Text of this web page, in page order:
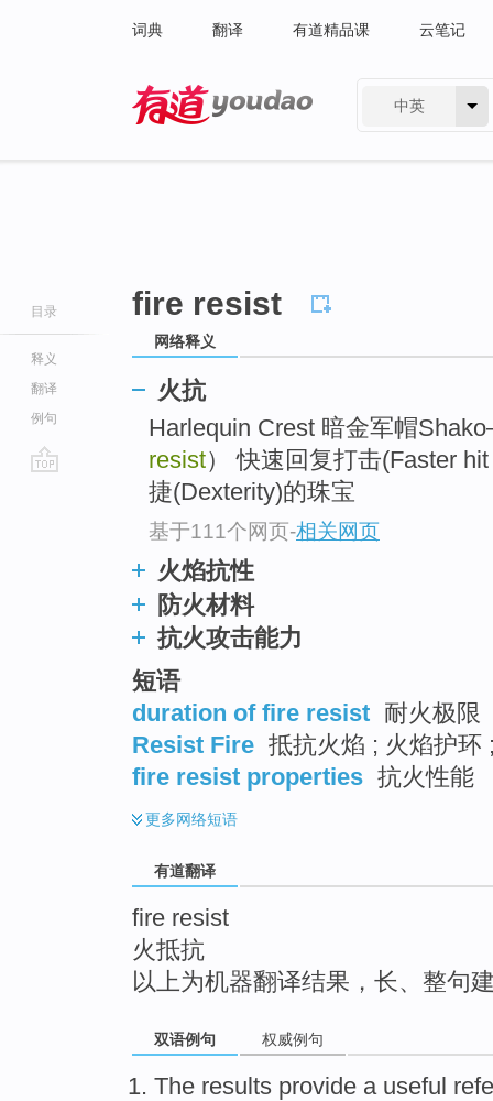
词典 翻译 有道精品课 云笔记
中英
目录
释义
翻译
例句
fire resist
网络释义
火抗
Harlequin Crest 暗金军帽
resist） 快速回复打击(Faster
捷(Dexterity)的珠宝
基于111个网页-相关网页
火焰抗性
防火材料
抗火攻击能力
短语
duration of fire resist 耐火极限
Resist Fire 抵抗火焰 ; 火焰护环
fire resist properties 抗火性能
更多网络短语
有道翻译
fire resist
火抵抗
以上为机器翻译结果，长、整句
双语例句 权威例句
The results provide a useful